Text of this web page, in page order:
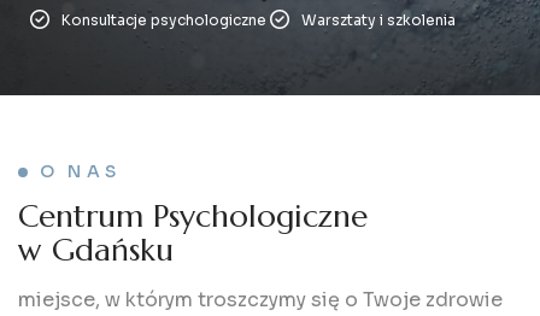
Konsultacje psychologiczne
Warsztaty i szkolenia
O NAS
Centrum Psychologiczne
w Gdańsku
miejsce, w którym troszczymy się o Twoje zdrowie